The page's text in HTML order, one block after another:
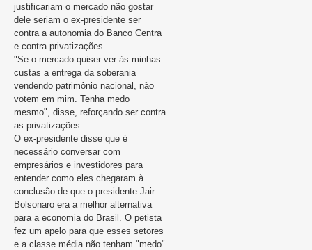
justificariam o mercado não gostar
dele seriam o ex-presidente ser
contra a autonomia do Banco Centra
e contra privatizações.
"Se o mercado quiser ver às minhas
custas a entrega da soberania
vendendo patrimônio nacional, não
votem em mim. Tenha medo
mesmo", disse, reforçando ser contra
as privatizações.
O ex-presidente disse que é
necessário conversar com
empresários e investidores para
entender como eles chegaram à
conclusão de que o presidente Jair
Bolsonaro era a melhor alternativa
para a economia do Brasil. O petista
fez um apelo para que esses setores
e a classe média não tenham "medo"